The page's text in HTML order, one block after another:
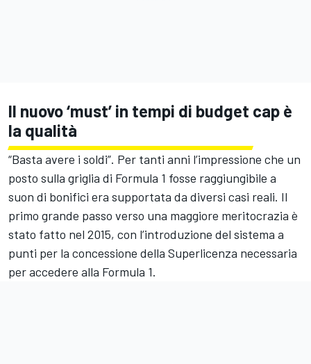
Il nuovo ‘must’ in tempi di budget cap è
la qualità
“Basta avere i soldi”. Per tanti anni l’impressione che un
posto sulla griglia di Formula 1 fosse raggiungibile a
suon di bonifici era supportata da diversi casi reali. Il
primo grande passo verso una maggiore meritocrazia è
stato fatto nel 2015, con l’introduzione del sistema a
punti per la concessione della Superlicenza necessaria
per accedere alla Formula 1.